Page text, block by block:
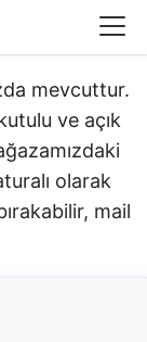
mevcuttur.
ve açık
olarak
mail